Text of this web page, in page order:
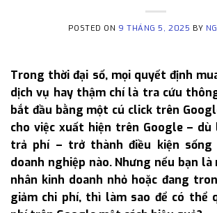
POSTED ON 9 THÁNG 5, 2025 BY
Trong thời đại số, mọi quyết định
dịch vụ hay thậm chí là tra cứu
bắt đầu bằng một cú click trên
cho việc xuất hiện trên Google – dù
trả phí – trở thành điều kiện
doanh nghiệp nào. Nhưng nếu bạn
nhân kinh doanh nhỏ hoặc đang
giảm chi phí, thì làm sao để có thể